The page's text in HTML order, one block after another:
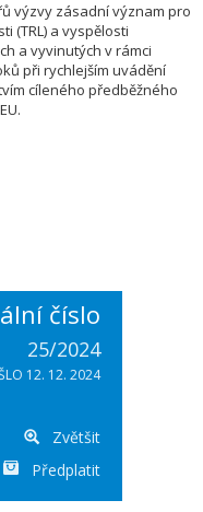
výzvy zásadní význam pro
(TRL) a vyspělosti
a vyvinutých v rámci
při rychlejším uvádění
cíleného předběžného
číslo
25/2024
12. 12. 2024
Zvětšit
Předplatit